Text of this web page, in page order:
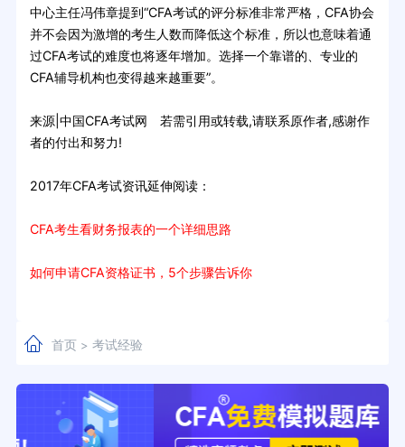
中心主任冯伟章提到“CFA考试的评分标准非常严格，CFA协会
并不会因为激增的考生人数而降低这个标准，所以也意味着通
过CFA考试的难度也将逐年增加。选择一个靠谱的、专业的
CFA辅导机构也变得越来越重要”。
来源|中国CFA考试网 若需引用或转载,请联系原作者,感谢作
者的付出和努力!
2017年CFA考试资讯延伸阅读：
CFA考生看财务报表的一个详细思路
如何申请CFA资格证书，5个步骤告诉你
首页> 考试经验